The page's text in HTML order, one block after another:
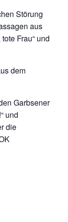
Störung
aus
Frau“ und
dem
Garbsener
und
die